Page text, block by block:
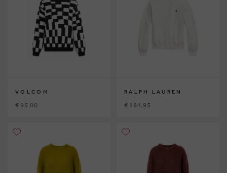
VOLCOM
€ 95,00
RALPH LAUREN
€ 184,95